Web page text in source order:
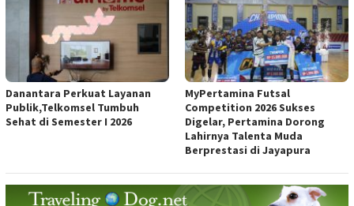
Danantara Perkuat Layanan
Publik,Telkomsel Tumbuh
Sehat di Semester I 2026
MyPertamina Futsal
Competition 2026 Sukses
Digelar, Pertamina Dorong
Lahirnya Talenta Muda
Berprestasi di Jayapura